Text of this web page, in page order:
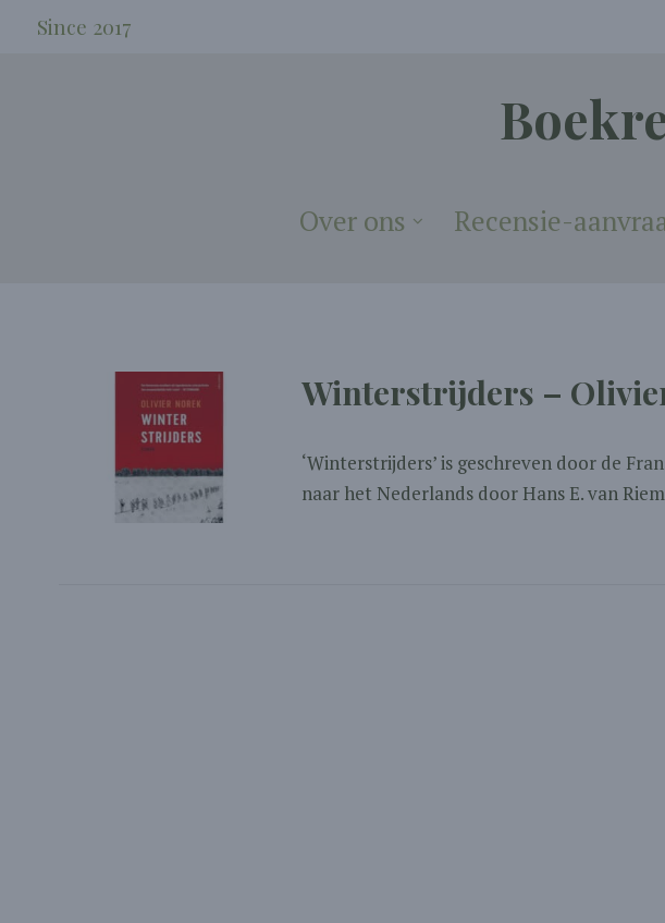
Since 2017
Over ons Recensie-
Winterstrijders –
‘Winterstrijders’ is geschreven door de
naar het Nederlands door Hans E. van